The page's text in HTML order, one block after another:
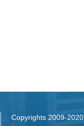
Copyrights 2009-